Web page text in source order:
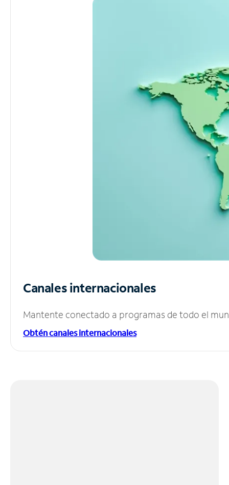
Canales internacionales
Mantente conectado a programas de todo el
Obtén canales internacionales